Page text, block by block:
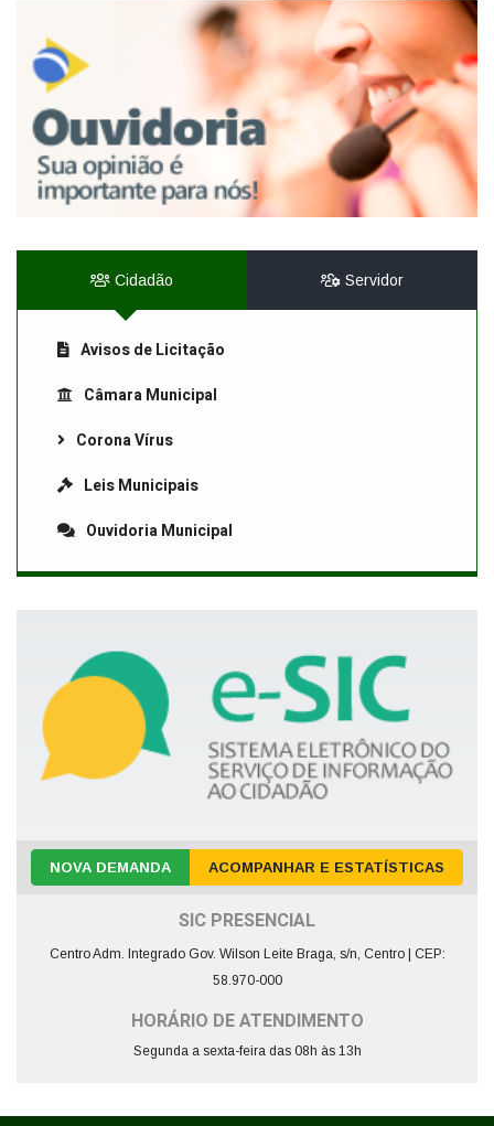
Cidadão Servidor
Avisos de Licitação
Câmara Municipal
Corona Vírus
Leis Municipais
Ouvidoria Municipal
NOVA DEMANDA ACOMPANHAR E ESTATÍSTICAS
SIC PRESENCIAL
Centro Adm. Integrado Gov. Wilson Leite Braga, s/n, Centro | CEP:
58.970-000
HORÁRIO DE ATENDIMENTO
Segunda a sexta-feira das 08h às 13h